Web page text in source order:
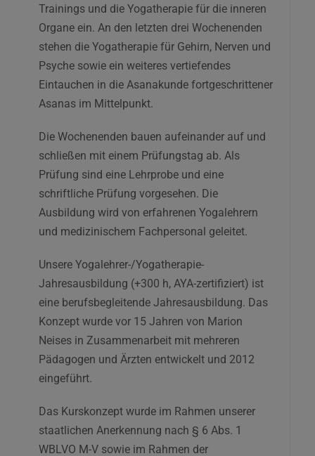
Trainings und die Yogatherapie für die inneren
Organe ein. An den letzten drei Wochenenden
stehen die Yogatherapie für Gehirn, Nerven und
Psyche sowie ein weiteres vertiefendes
Eintauchen in die Asanakunde fortgeschrittener
Asanas im Mittelpunkt.
Die Wochenenden bauen aufeinander auf und
schließen mit einem Prüfungstag ab. Als
Prüfung sind eine Lehrprobe und eine
schriftliche Prüfung vorgesehen. Die
Ausbildung wird von erfahrenen Yogalehrern
und medizinischem Fachpersonal geleitet.
Unsere Yogalehrer-/Yogatherapie-
Jahresausbildung (+300 h, AYA-zertifiziert) ist
eine berufsbegleitende Jahresausbildung. Das
Konzept wurde vor 15 Jahren von Marion
Neises in Zusammenarbeit mit mehreren
Pädagogen und Ärzten entwickelt und 2012
eingeführt.
Das Kurskonzept wurde im Rahmen unserer
staatlichen Anerkennung nach § 6 Abs. 1
WBLVO M-V sowie im Rahmen der